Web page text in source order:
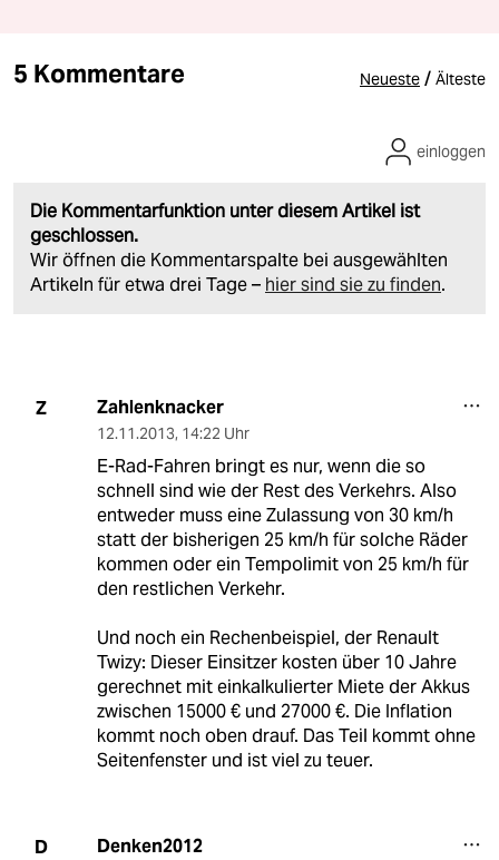
5 Kommentare Neueste / Älteste
Die Kommentarfunktion unter diesem Artikel ist
geschlossen.
Wir öffnen die Kommentarspalte bei ausgewählten
Artikeln für etwa drei Tage – hier sind sie zu finden.
einloggen
Z Zahlenknacker
12.11.2013, 14:22 Uhr
E-Rad-Fahren bringt es nur, wenn die so
schnell sind wie der Rest des Verkehrs. Also
entweder muss eine Zulassung von 30 km/h
statt der bisherigen 25 km/h für solche Räder
kommen oder ein Tempolimit von 25 km/h für
den restlichen Verkehr.
Und noch ein Rechenbeispiel, der Renault
Twizy: Dieser Einsitzer kosten über 10 Jahre
gerechnet mit einkalkulierter Miete der Akkus
zwischen 15000 € und 27000 €. Die Inflation
kommt noch oben drauf. Das Teil kommt ohne
Seitenfenster und ist viel zu teuer.
D Denken2012